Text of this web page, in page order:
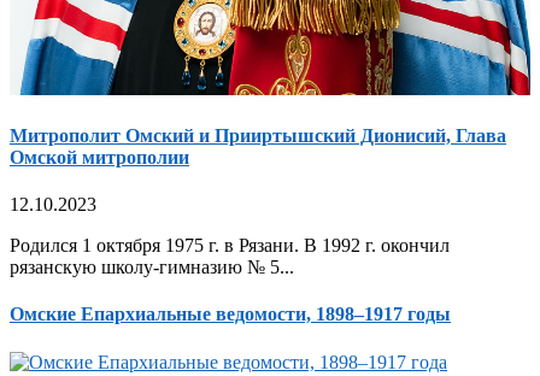
Митрополит Омский и Прииртышский Дионисий, Глава
Омской митрополии
12.10.2023
Родился 1 октября 1975 г. в Рязани. В 1992 г. окончил
рязанскую школу-гимназию № 5...
Омские Епархиальные ведомости, 1898–1917 годы